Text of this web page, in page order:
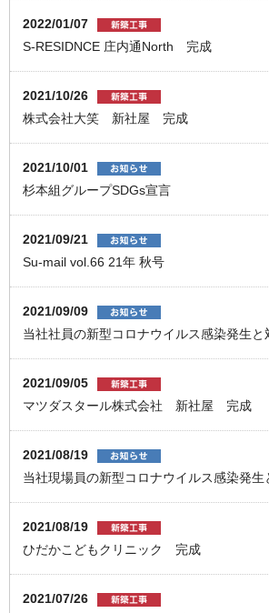
2022/01/07
S-RESIDNCE 庄内通North 完成
2021/10/26
株式会社大笑 新社屋 完成
2021/10/01
杉本組グループSDGs宣言
2021/09/21
Su-mail vol.66 21年 秋号
2021/09/09
当社社員の新型コロナウイルス感染発生と
2021/09/05
マツダスタール株式会社 新社屋 完成
2021/08/19
当社現場員の新型コロナウイルス感染発生
2021/08/19
ひだかこどもクリニック 完成
2021/07/26